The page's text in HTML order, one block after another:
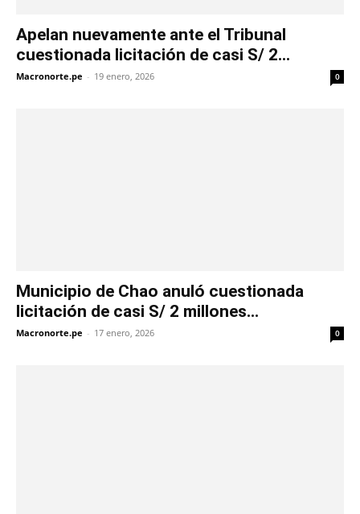
Apelan nuevamente ante el Tribunal
cuestionada licitación de casi S/ 2...
Macronorte.pe - 19 enero, 2026 0
Municipio de Chao anuló cuestionada
licitación de casi S/ 2 millones...
Macronorte.pe - 17 enero, 2026 0